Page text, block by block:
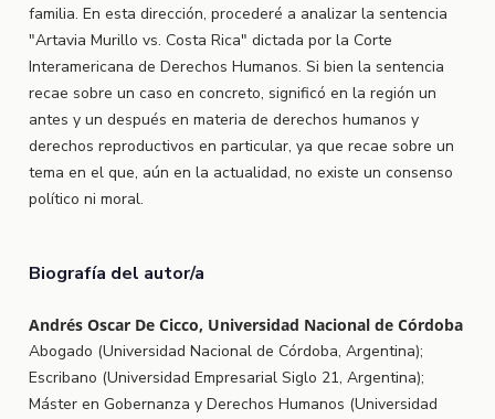
familia. En esta dirección, procederé a analizar la sentencia
"Artavia Murillo vs. Costa Rica" dictada por la Corte
Interamericana de Derechos Humanos. Si bien la sentencia
recae sobre un caso en concreto, significó en la región un
antes y un después en materia de derechos humanos y
derechos reproductivos en particular, ya que recae sobre un
tema en el que, aún en la actualidad, no existe un consenso
político ni moral.
Biografía del autor/a
Andrés Oscar De Cicco, Universidad Nacional de Córdoba
Abogado (Universidad Nacional de Córdoba, Argentina);
Escribano (Universidad Empresarial Siglo 21, Argentina);
Máster en Gobernanza y Derechos Humanos (Universidad